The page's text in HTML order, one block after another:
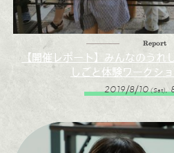
Report
【開催レポート】みんなのう
しごと体験ワークシ
2019/8/10 (Sat),